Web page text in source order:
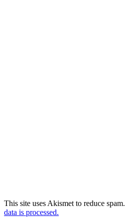
This site uses Akismet to reduce spam.
data is processed.